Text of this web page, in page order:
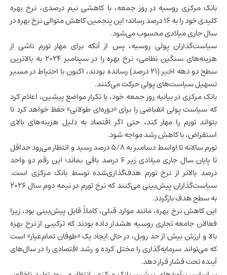
بانک مرکزی روسیه در روز جمعه، با کاهشی نیم درصدی، نرخ بهره
کلیدی خود را به ۱۶ درصد رساند؛ این پنجمین کاهش متوالی نرخ بهره در
سال جاری میلادی محسوب می‌شود.
سیاست‌گذاران پولی روسیه، پس از آنکه برای مهار تورم ناشی از
هزینه‌های سنگین نظامی، نرخ بهره را در سپتامبر ۲۰۲۴ به بالاترین
سطح دو دهه اخیر (۲۱ درصد) رسانده بودند، اکنون با احتیاط در مسیر
تسهیل سیاست‌های پولی حرکت می‌کنند.
بانک مرکزی در بیانیه روز جمعه خود، با تکرار مواضع پیشین، اعلام کرد
که سیاست پولی انقباضی را برای «دوره‌ای طولانی» حفظ خواهد کرد تا
بتواند تورم را مهار کند، حتی اگر اقتصاد به دلیل هزینه‌های بالای
استقراض، با کاهش رشد مواجه شود.
تورم سالانه تا اواسط دسامبر به ۵/۸ درصد رسید و انتظار می‌رود حداقل
تا پایان سال جاری میلادی زیر ۶ درصد باقی بماند؛ این رقم دو واحد
درصد بالاتر از نرخ تورم هدف‌گذاری‌شده توسط بانک مرکزی است.
سیاست‌گذاران پیش‌بینی می‌کنند که نرخ تورم در نیمه دوم سال ۲۰۲۶
به سطح هدف بازگردد.
این کاهش نرخ بهره، مانند موارد قبلی، کاملاً قابل پیش‌بینی بود، زیرا
فعالان جامعه تجاری روسیه هشدار داده بودند که ترکیبی از نرخ بهره
بالا و ارزش بیش از حد روبل، در حال ایجاد یک «طوفان تمام‌عیار» است
که می‌تواند سرمایه‌گذاری را مختل کرده و رشد اقتصادی را در سال‌های
آینده تحت فشار قرار دهد.